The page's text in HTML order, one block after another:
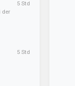
der
5 Std
5 Std